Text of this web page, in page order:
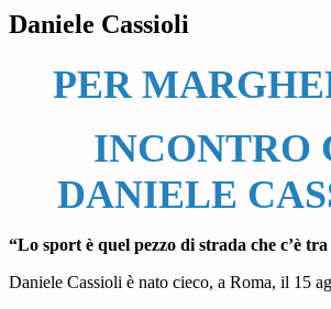
Daniele Cassioli
PER
INCONTRO
DANIELE
“Lo sport è quel pezzo di strada che c’è
Daniele Cassioli è nato cieco, a Roma, il 15